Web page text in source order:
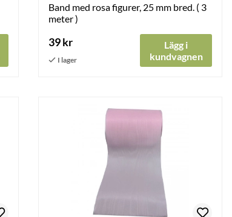
Band med rosa figurer, 25 mm bred. ( 3
meter )
39 kr
Lägg i
kundvagnen